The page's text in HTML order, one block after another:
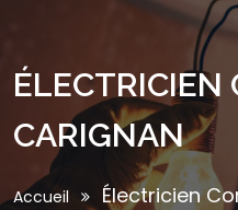
ÉLECTRICIEN
CARIGNAN
Accueil Électricien